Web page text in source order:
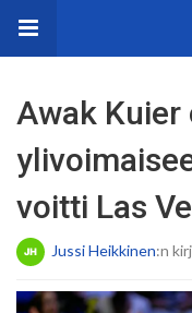
Awak Kuier
voitti Las
Jussi Heikkinen:n